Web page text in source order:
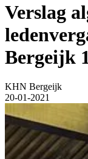
Verslag
Bergeijk
KHN Bergeijk
20-01-2021